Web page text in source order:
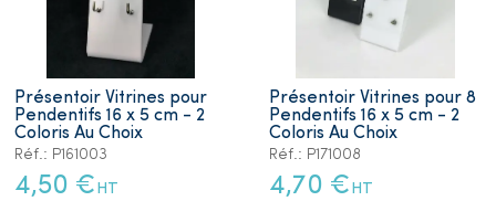
Présentoir Vitrines pour
Pendentifs 16 x 5 cm - 2
Coloris Au Choix
Réf.: P161003
4,50 € HT
Présentoir Vitrines pour 8
Pendentifs 16 x 5 cm - 2
Coloris Au Choix
Réf.: P171008
4,70 € HT